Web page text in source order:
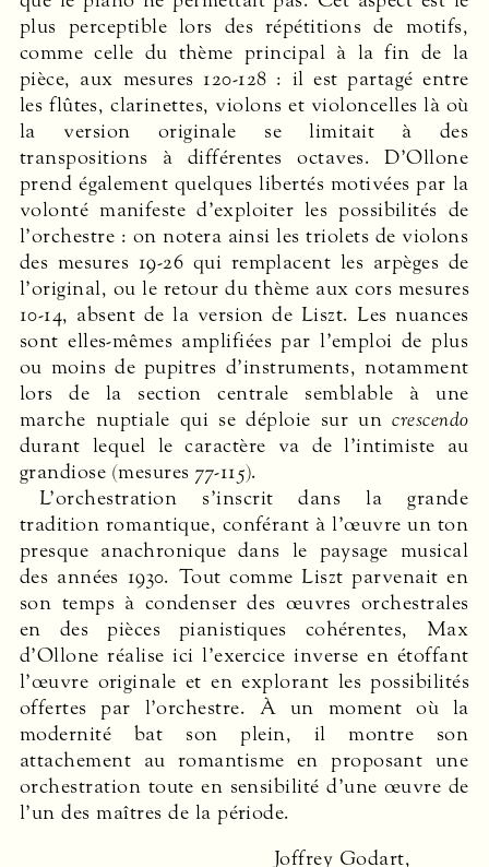
plus perceptible lors des répétitions de motifs,
comme celle du thème principal à la fin de la
pièce, aux ­mesures 120-128 : il est partagé entre
les flûtes, clarinettes, violons et violoncelles là où
la version originale se limitait à des
transpositions à différentes octaves. D’Ollone
prend également quelques libertés motivées par la
volonté manifeste d’exploiter les possibilités de
l’orchestre : on notera ainsi les triolets de violons
des mesures 19-26 qui remplacent les arpèges de
l’original, ou le retour du thème aux cors mesures
10-14, absent de la version de Liszt. Les nuances
sont elles-mêmes amplifiées par l’emploi de plus
ou moins de pupitres d’instruments, notamment
lors de la section centrale semblable à une
marche nuptiale qui se déploie sur uncrescendo
durant lequel le caractère va de l’intimiste au
grandiose (mesures 77-115).
L’orchestration s’inscrit dans la grande
tradition romantique, conférant à l’œuvre un ton
presque anachronique dans le paysage musical
des années 1930. Tout comme Liszt parvenait en
son temps à condenser des œuvres orchestrales
en des pièces pianistiques cohé­rentes, Max
d’Ollone réalise ici l’exercice inverse en étoffant
l’œuvre originale et en explorant les possibilités
offertes par l’orchestre. À un moment où la
modernité bat son plein, il montre son
attachement au romantisme en proposant une
orchestration toute en sensibilité d’une œuvre de
l’un des maîtres de la période.
Joffrey Godart,